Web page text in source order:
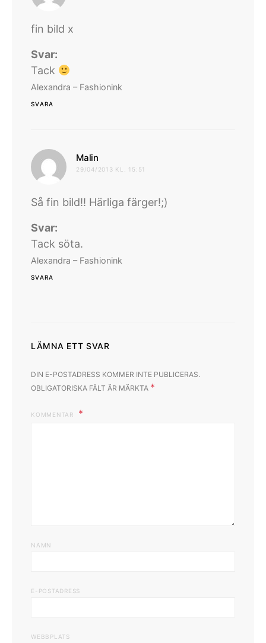
fin bild x
Svar:
Tack
Alexandra – Fashionink
SVARA
Malin
29/04/2013 KL. 15:51
Så fin bild!! Härliga färger!;)
Svar:
Tack söta.
Alexandra – Fashionink
SVARA
LÄMNA ETT SVAR
DIN E-POSTADRESS KOMMER INTE PUBLICERAS.
OBLIGATORISKA FÄLT ÄR MÄRKTA *
KOMMENTAR
NAMN
E-POSTADRESS
WEBBPLATS